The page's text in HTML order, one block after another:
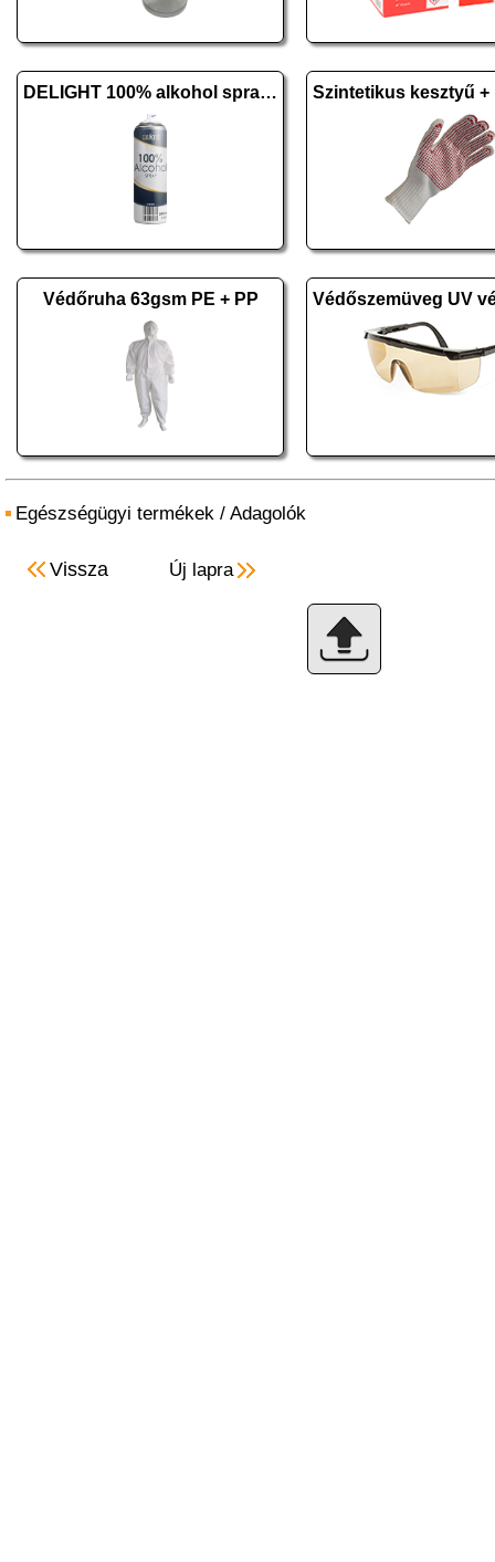
DELIGHT 100% alkohol spray - 500 ml
Védőruha 63gsm PE + PP
Egészségügyi termékek / Adagolók
Vissza Új lapra